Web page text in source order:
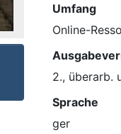
Umfang
Online-
2., überarb.
Sprache
ger